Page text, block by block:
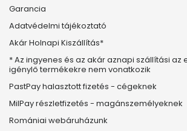
Garancia
Adatvédelmi tájékoztató
Akár Holnapi Kiszállítás*
* Az ingyenes és az akár aznapi szállítási az
igénylő termékekre nem vonatkozik
PastPay halasztott fizetés - cégeknek
MilPay részletfizetés - magánszemélyeknek
Romániai webáruházunk